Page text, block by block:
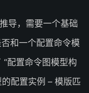
导，需要一个基础
和一个配置命令模
配置命令图模型构
配置实例 – 模版匹